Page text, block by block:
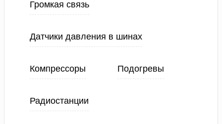
Громкая связь
Датчики давления в шинах
Компрессоры Подогревы
Радиостанции